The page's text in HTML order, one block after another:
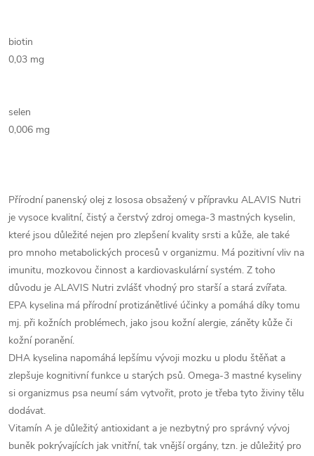
biotin
0,03 mg
selen
0,006 mg
Přírodní panenský olej z lososa obsažený v přípravku ALAVIS Nutri
je vysoce kvalitní, čistý a čerstvý zdroj omega-3 mastných kyselin,
které jsou důležité nejen pro zlepšení kvality srsti a kůže, ale také
pro mnoho metabolických procesů v organizmu. Má pozitivní vliv na
imunitu, mozkovou činnost a kardiovaskulární systém. Z toho
důvodu je ALAVIS Nutri zvlášť vhodný pro starší a stará zvířata.
EPA kyselina má přírodní protizánětlivé účinky a pomáhá díky tomu
mj. při kožních problémech, jako jsou kožní alergie, záněty kůže či
kožní poranění.
DHA kyselina napomáhá lepšímu vývoji mozku u plodu štěňat a
zlepšuje kognitivní funkce u starých psů. Omega-3 mastné kyseliny
si organizmus psa neumí sám vytvořit, proto je třeba tyto živiny tělu
dodávat.
Vitamín A je důležitý antioxidant a je nezbytný pro správný vývoj
buněk pokrývajících jak vnitřní, tak vnější orgány, tzn. je důležitý pro